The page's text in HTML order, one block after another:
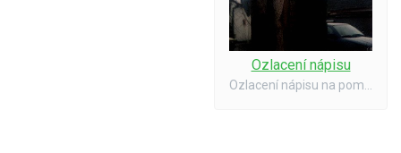
Ozlacení nápisu